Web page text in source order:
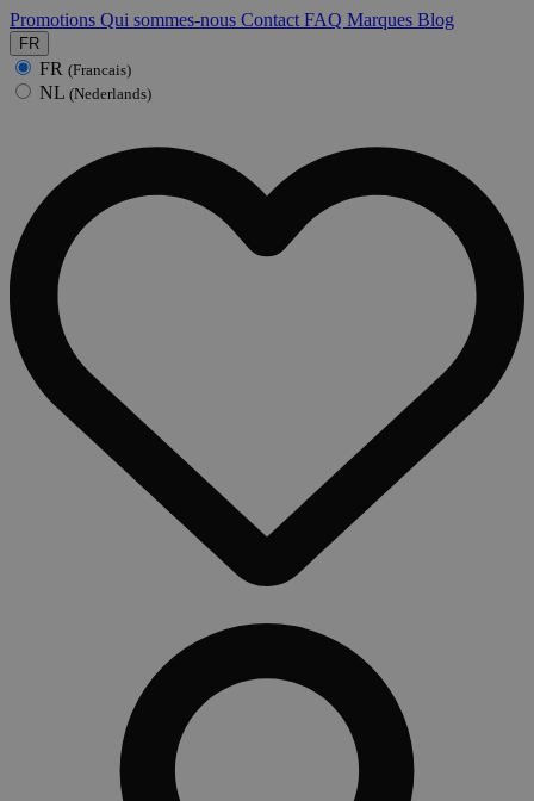
Promotions Qui sommes-nous Contact FAQ Marques Blog
FR
FR (Francais)
NL (Nederlands)